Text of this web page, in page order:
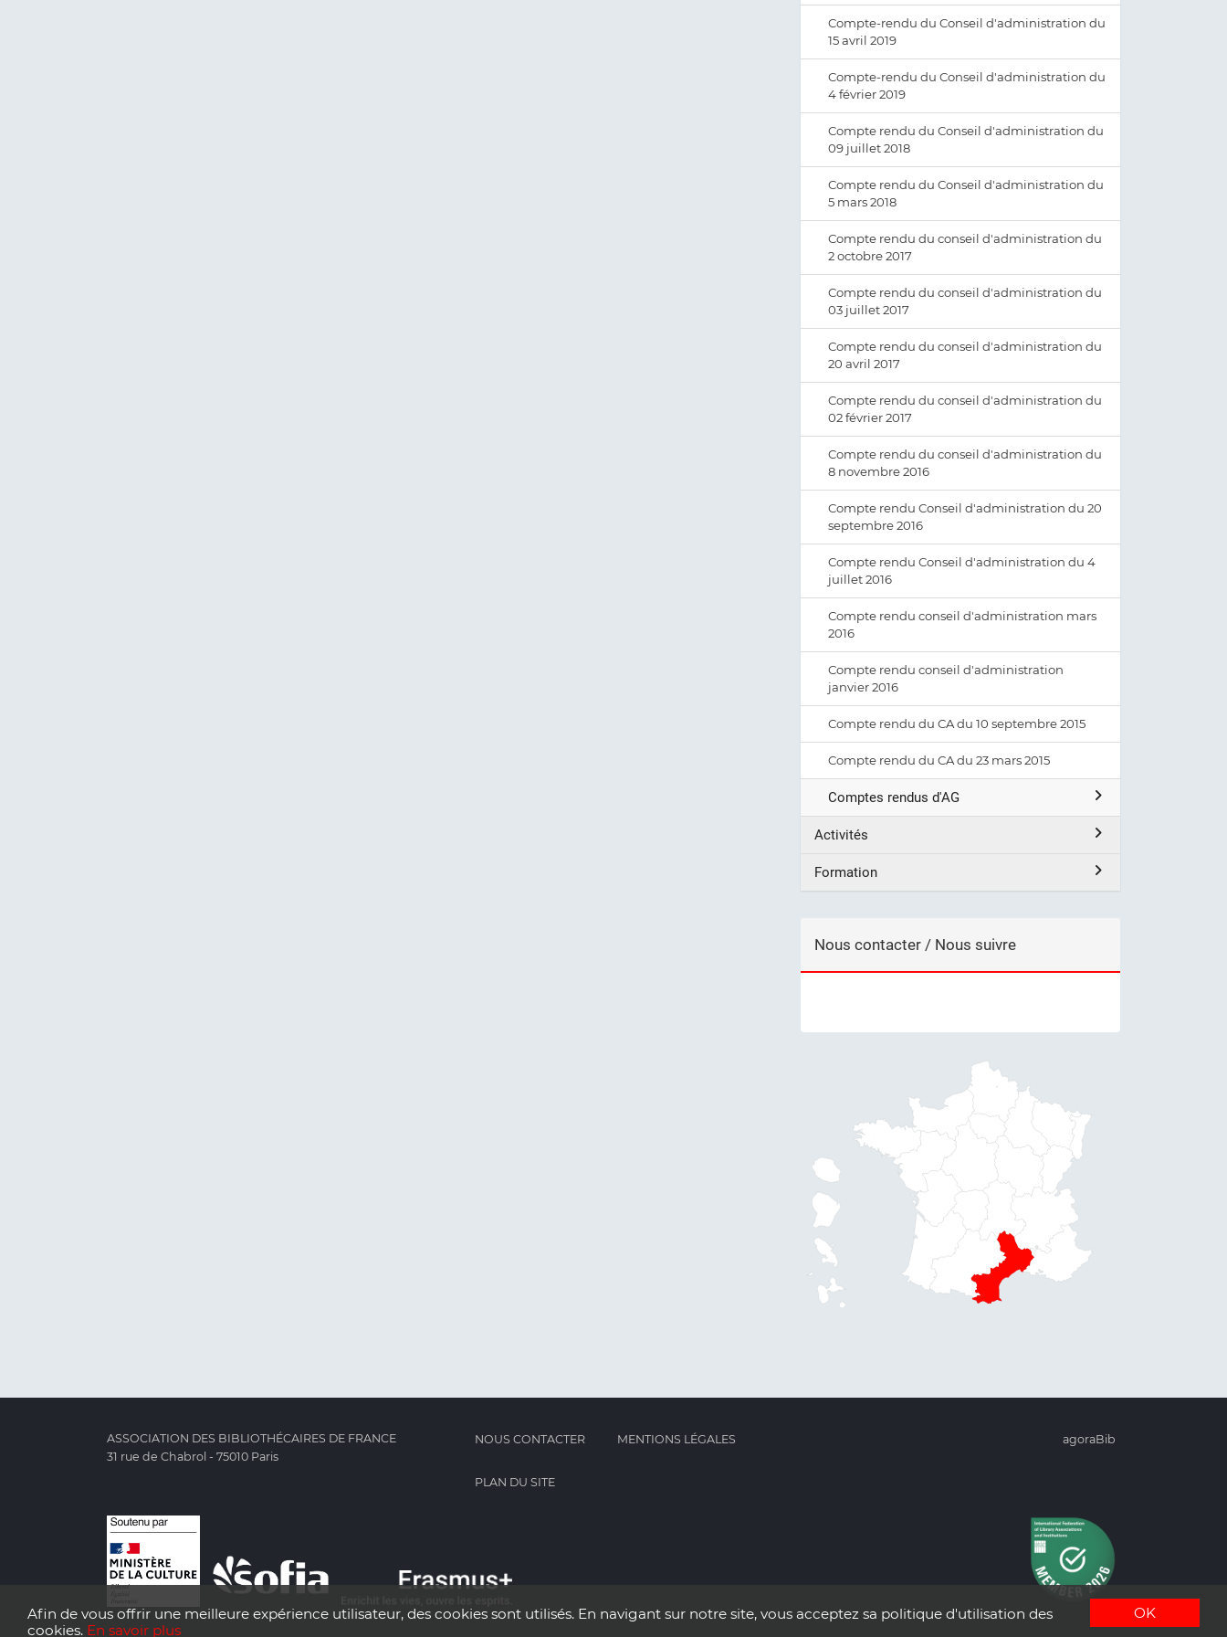
OK
Afin de vous offrir une meilleure expérience utilisateur, des cookies sont utilisés. En navigant sur notre site, vous acceptez sa politique d'utilisation des
cookies. En savoir plus
Compte-rendu du Conseil d'administration du
15 avril 2019
Compte-rendu du Conseil d'administration du
4 février 2019
Compte rendu du Conseil d'administration du
09 juillet 2018
Compte rendu du Conseil d'administration du
5 mars 2018
Compte rendu du conseil d'administration du
2 octobre 2017
Compte rendu du conseil d'administration du
03 juillet 2017
Compte rendu du conseil d'administration du
20 avril 2017
Compte rendu du conseil d'administration du
02 février 2017
Compte rendu du conseil d'administration du
8 novembre 2016
Compte rendu Conseil d'administration du 20
septembre 2016
Compte rendu Conseil d'administration du 4
juillet 2016
Compte rendu conseil d'administration mars
2016
Compte rendu conseil d'administration
janvier 2016
Compte rendu du CA du 10 septembre 2015
Compte rendu du CA du 23 mars 2015
Comptes rendus d'AG
Activités
Formation
Nous contacter / Nous suivre
ASSOCIATION DES BIBLIOTHÉCAIRES DE FRANCE
31 rue de Chabrol - 75010 Paris
NOUS CONTACTER MENTIONS LÉGALES
PLAN DU SITE
agoraBib